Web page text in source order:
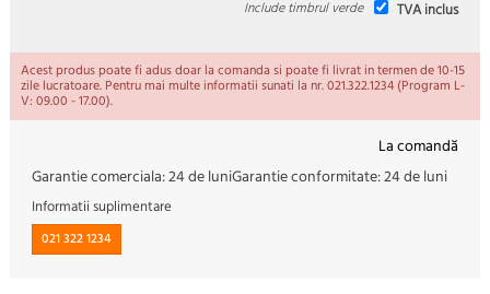
TVA inclus
Include timbrul verde
Acest produs poate fi adus doar la comanda si poate fi livrat in termen de 10-15
zile lucratoare. Pentru mai multe informatii sunati la nr. 021.322.1234 (Program L-
V: 09.00 - 17.00).
La comandă
Garantie comerciala:24 de luniGarantie conformitate:24 de luni
Informatii suplimentare
021 322 1234